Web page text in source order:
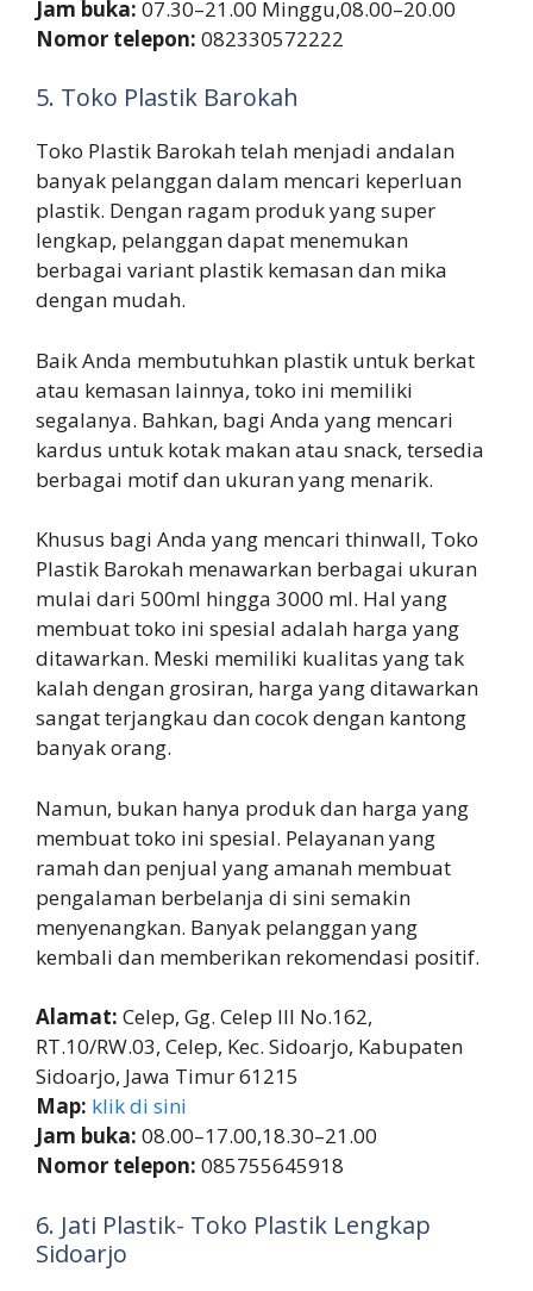
Jam buka: 07.30–21.00 Minggu,08.00–20.00
Nomor telepon: 082330572222
5. Toko Plastik Barokah
Toko Plastik Barokah telah menjadi andalan
banyak pelanggan dalam mencari keperluan
plastik. Dengan ragam produk yang super
lengkap, pelanggan dapat menemukan
berbagai variant plastik kemasan dan mika
dengan mudah.
Baik Anda membutuhkan plastik untuk berkat
atau kemasan lainnya, toko ini memiliki
segalanya. Bahkan, bagi Anda yang mencari
kardus untuk kotak makan atau snack, tersedia
berbagai motif dan ukuran yang menarik.
Khusus bagi Anda yang mencari thinwall, Toko
Plastik Barokah menawarkan berbagai ukuran
mulai dari 500ml hingga 3000 ml. Hal yang
membuat toko ini spesial adalah harga yang
ditawarkan. Meski memiliki kualitas yang tak
kalah dengan grosiran, harga yang ditawarkan
sangat terjangkau dan cocok dengan kantong
banyak orang.
Namun, bukan hanya produk dan harga yang
membuat toko ini spesial. Pelayanan yang
ramah dan penjual yang amanah membuat
pengalaman berbelanja di sini semakin
menyenangkan. Banyak pelanggan yang
kembali dan memberikan rekomendasi positif.
Alamat: Celep, Gg. Celep III No.162,
RT.10/RW.03, Celep, Kec. Sidoarjo, Kabupaten
Sidoarjo, Jawa Timur 61215
Map: klik di sini
Jam buka: 08.00–17.00,18.30–21.00
Nomor telepon: 085755645918
6. Jati Plastik- Toko Plastik Lengkap
Sidoarjo